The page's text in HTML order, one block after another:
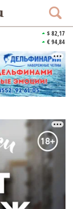
$ 82,17
€ 94,84